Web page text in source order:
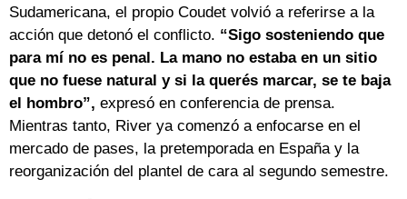
Sudamericana, el propio Coudet volvió a referirse a la
acción que detonó el conflicto. “Sigo sosteniendo que
para mí no es penal. La mano no estaba en un sitio
que no fuese natural y si la querés marcar, se te baja
el hombro”, expresó en conferencia de prensa.
Mientras tanto, River ya comenzó a enfocarse en el
mercado de pases, la pretemporada en España y la
reorganización del plantel de cara al segundo semestre.